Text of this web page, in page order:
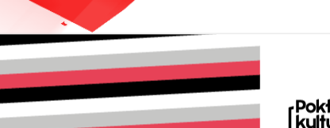
Pokładykultury.eu